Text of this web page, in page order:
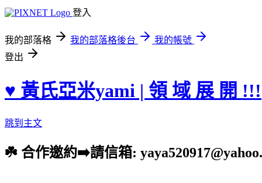
登入
我的部落格 我的部落格後台
我的帳號
登出
♥ 黃氏亞米yami | 領 域 展 開 !!!
跳到主文
☘️ 合作邀約➡️請信箱: